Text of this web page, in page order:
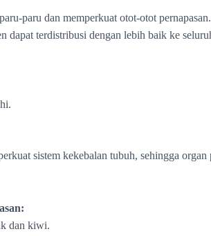
paru dan memperkuat otot-otot
dapat terdistribusi dengan lebih baik ke
sistem kekebalan tubuh, sehingga organ
dan kiwi.